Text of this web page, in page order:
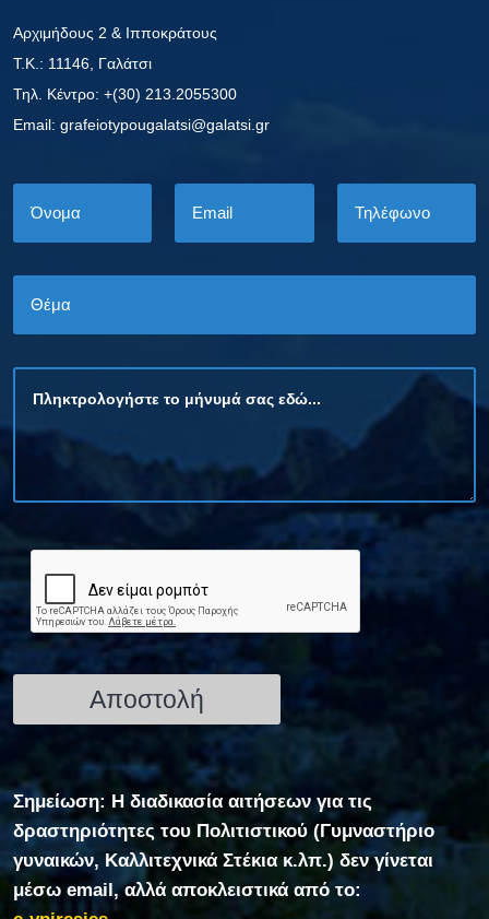
Αρχιμήδους 2 & Ιπποκράτους
Τ.Κ.: 11146, Γαλάτσι
Τηλ. Κέντρο: +(30) 213.2055300
Εmail: grafeiotypougalatsi@galatsi.gr
Σημείωση: Η διαδικασία αιτήσεων για τις
δραστηριότητες του Πολιτιστικού (Γυμναστήριο
γυναικών, Καλλιτεχνικά Στέκια κ.λπ.) δεν γίνεται
μέσω email, αλλά αποκλειστικά από το: